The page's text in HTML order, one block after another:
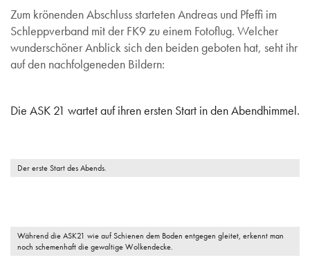
Zum krönenden Abschluss starteten Andreas und Pfeffi im
Schleppverband mit der FK9 zu einem Fotoflug. Welcher
wunderschöner Anblick sich den beiden geboten hat, seht ihr
auf den nachfolgeneden Bildern:
Die ASK 21 wartet auf ihren ersten Start in den Abendhimmel.
Der erste Start des Abends.
Während die ASK21 wie auf Schienen dem Boden entgegen gleitet, erkennt man
noch schemenhaft die gewaltige Wolkendecke.